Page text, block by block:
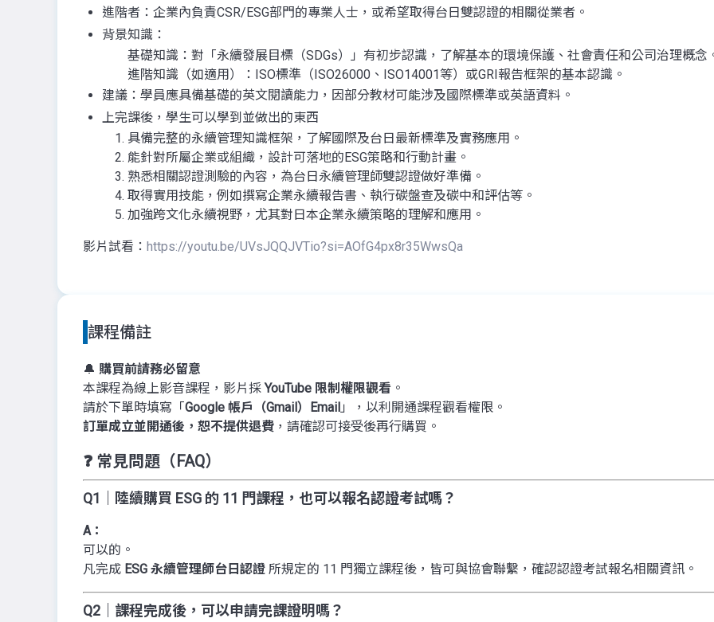
進階者：企業內負責CSR/ESG部門的專業人士，或希望取得台日雙認證的相關從業者。
背景知識：
基礎知識：對「永續發展目標（SDGs）」有初步認識，了解基本的環境保護、社會責任和公司治理概念
進階知識（如適用）：ISO標準（ISO26000、ISO14001等）或GRI報告框架的基本認識。
建議：學員應具備基礎的英文閱讀能力，因部分教材可能涉及國際標準或英語資料。
上完課後，學生可以學到並做出的東西
1. 具備完整的永續管理知識框架，了解國際及台日最新標準及實務應用。
2. 能針對所屬企業或組織，設計可落地的ESG策略和行動計畫。
3. 熟悉相關認證測驗的內容，為台日永續管理師雙認證做好準備。
4. 取得實用技能，例如撰寫企業永續報告書、執行碳盤查及碳中和評估等。
5. 加強跨文化永續視野，尤其對日本企業永續策略的理解和應用。
影片試看： https://youtu.be/UVsJQQJVTio?si=AOfG4px8r35WwsQa
課程備註
🔔 購買前請務必留意
本課程為線上影音課程，影片採YouTube 限制權限觀看 。
請於下單時填寫「Google 帳戶（Gmail）Email 」，以利開通課程觀看權限。
訂單成立並開通後，恕不提供退費 ，請確認可接受後再行購買。
❓ 常見問題（FAQ）
Q1｜陸續購買 ESG 的 11 門課程，也可以報名認證考試嗎？
A：
可以的。
凡完成 ESG 永續管理師台日認證 所規定的 11 門獨立課程後，皆可與協會聯繫，確認認證考試報名相關資訊。
Q2｜課程完成後，可以申請完課證明嗎？